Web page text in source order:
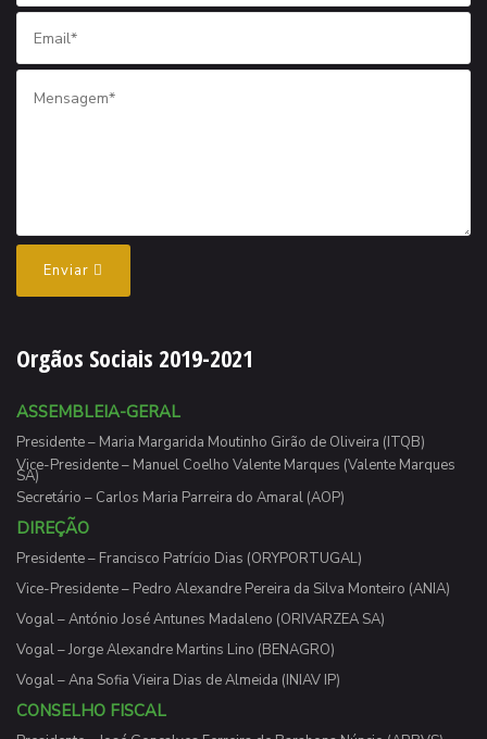
Enviar
Orgãos Sociais 2019-2021
ASSEMBLEIA-GERAL
Presidente – Maria Margarida Moutinho Girão de Oliveira (ITQB)
Vice-Presidente – Manuel Coelho Valente Marques (Valente Marques
SA)
Secretário – Carlos Maria Parreira do Amaral (AOP)
DIREÇÃO
Presidente – Francisco Patrício Dias (ORYPORTUGAL)
Vice-Presidente – Pedro Alexandre Pereira da Silva Monteiro (ANIA)
Vogal – António José Antunes Madaleno (ORIVARZEA SA)
Vogal – Jorge Alexandre Martins Lino (BENAGRO)
Vogal – Ana Sofia Vieira Dias de Almeida (INIAV IP)
CONSELHO FISCAL